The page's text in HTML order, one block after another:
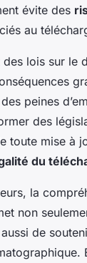
évite des
au
lois sur le
peines
des
toute mise à
du
la
non
de